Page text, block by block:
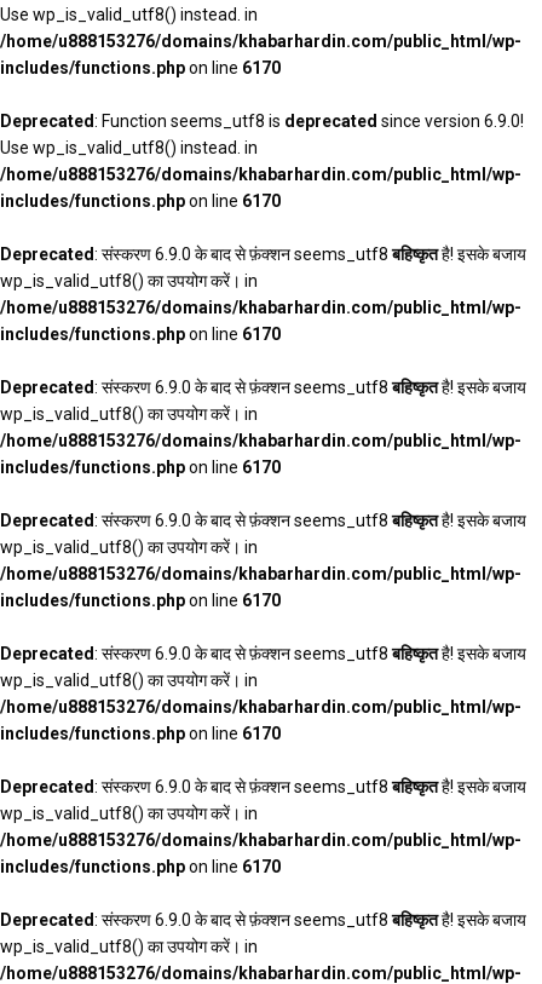
Use wp_is_valid_utf8() instead. in
/home/u888153276/domains/khabarhardin.com/public_html/wp-
includes/functions.phpon line 6170
Deprecated: Function seems_utf8 is deprecated since version 6.9.0!
Use wp_is_valid_utf8() instead. in
/home/u888153276/domains/khabarhardin.com/public_html/wp-
includes/functions.phpon line 6170
Deprecated: संस्करण 6.9.0 के बाद से फ़ंक्शन seems_utf8बहिष्कृतहै! इसके बजाय
wp_is_valid_utf8() का उपयोग करें। in
/home/u888153276/domains/khabarhardin.com/public_html/wp-
includes/functions.phpon line 6170
Deprecated: संस्करण 6.9.0 के बाद से फ़ंक्शन seems_utf8बहिष्कृतहै! इसके बजाय
wp_is_valid_utf8() का उपयोग करें। in
/home/u888153276/domains/khabarhardin.com/public_html/wp-
includes/functions.phpon line 6170
Deprecated: संस्करण 6.9.0 के बाद से फ़ंक्शन seems_utf8बहिष्कृतहै! इसके बजाय
wp_is_valid_utf8() का उपयोग करें। in
/home/u888153276/domains/khabarhardin.com/public_html/wp-
includes/functions.phpon line 6170
Deprecated: संस्करण 6.9.0 के बाद से फ़ंक्शन seems_utf8बहिष्कृतहै! इसके बजाय
wp_is_valid_utf8() का उपयोग करें। in
/home/u888153276/domains/khabarhardin.com/public_html/wp-
includes/functions.phpon line 6170
Deprecated: संस्करण 6.9.0 के बाद से फ़ंक्शन seems_utf8बहिष्कृतहै! इसके बजाय
wp_is_valid_utf8() का उपयोग करें। in
/home/u888153276/domains/khabarhardin.com/public_html/wp-
includes/functions.phpon line 6170
Deprecated: संस्करण 6.9.0 के बाद से फ़ंक्शन seems_utf8बहिष्कृतहै! इसके बजाय
wp_is_valid_utf8() का उपयोग करें। in
/home/u888153276/domains/khabarhardin.com/public_html/wp-